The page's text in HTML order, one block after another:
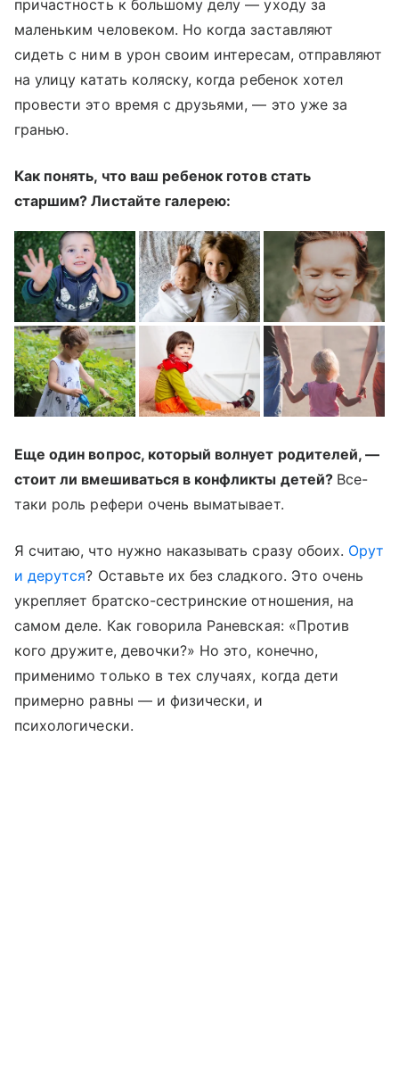
причастность к большому делу — уходу за
маленьким человеком. Но когда заставляют
сидеть с ним в урон своим интересам, отправляют
на улицу катать коляску, когда ребенок хотел
провести это время с друзьями, — это уже за
гранью.
Как понять, что ваш ребенок готов стать
старшим? Листайте галерею:
Еще один вопрос, который волнует родителей, —
стоит ли вмешиваться в конфликты детей? Все-
таки роль рефери очень выматывает.
Я считаю, что нужно наказывать сразу обоих. Орут
и дерутся? Оставьте их без сладкого. Это очень
укрепляет братско-сестринские отношения, на
самом деле. Как говорила Раневская: «Против
кого дружите, девочки?» Но это, конечно,
применимо только в тех случаях, когда дети
примерно равны — и физически, и
психологически.